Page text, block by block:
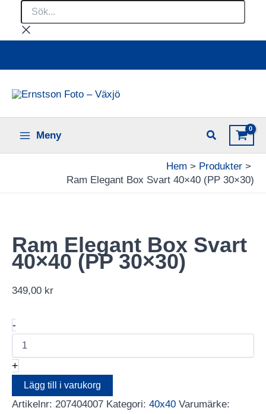
innehåll
Sök...
Meny
Hem
Produkter
Ram Elegant Box Svart 40×40 (PP 30×30)
Ram Elegant Box Svart
40×40 (PP 30×30)
349,00 kr
-Ram
Elegant
Box
Svart
40x40
(PP
mängd
+
Lägg till i varukorg
Artikelnr: 207404007 Kategori: 40x40 Varumärke: